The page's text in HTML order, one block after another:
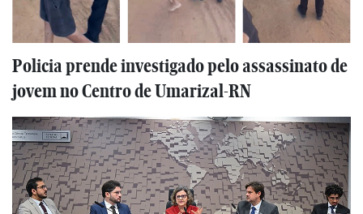
Policia prende investigado pelo assassinato de
jovem no Centro de Umarizal-RN